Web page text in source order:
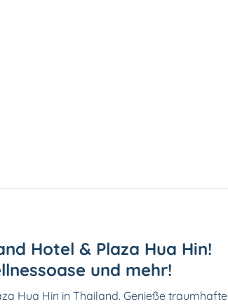
Hotel & Plaza Hua Hin!
und mehr!
Hua Hin in Thailand. Genieße traumhafte